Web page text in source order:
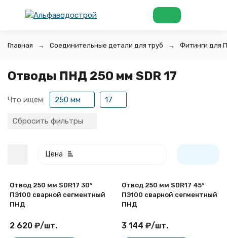
Главная Соединительные детали для труб Фитинги для
Отводы ПНД 250 мм SDR 17
Что ищем: 250 мм 17
Сбросить фильтры
Цена
Отвод 250 мм SDR17 30°
ПЭ100 сварной сегментный
ПНД
2 620 ₽/шт.
Отвод 250 мм SDR17 45°
ПЭ100 сварной сегментный
ПНД
3 144 ₽/шт.